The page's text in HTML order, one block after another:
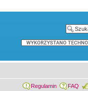
Regulamin FAQ